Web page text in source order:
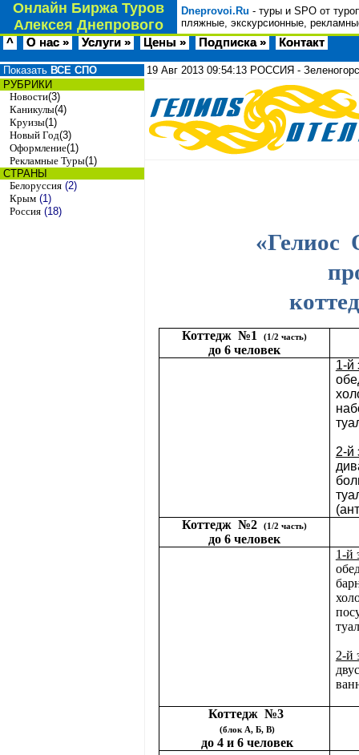
Онлайн Биржа Туров
Алексея Днепрового
Dneprovoi.Ru - туры и SPO от
пляжные, экскурсионные,
^ О нас » Услуги » Цены » Подписка » Контакт
Показать ВСЕ СПО
РУБРИКИ
Новости(3)
Каникулы(4)
Круизы(1)
Новый Год(3)
Оформление(1)
Рекламные Туры(1)
СТРАНЫ
Белоруссия (2)
Крым (1)
Россия (18)
19 Авг 2013 09:54:13 РОССИЯ -
«Гелиос
Коттедж №1 (1/2 часть)
до 6 человек
1-й
2-й
Коттедж №2 (1/2 часть)
до 6 человек
1-й
2-й
Коттедж №3
(блок А, Б, В)
до 4 и 6 человек